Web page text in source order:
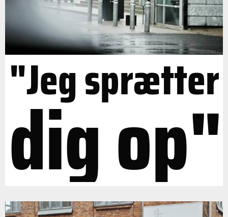
"Jeg sprætter
dig op"